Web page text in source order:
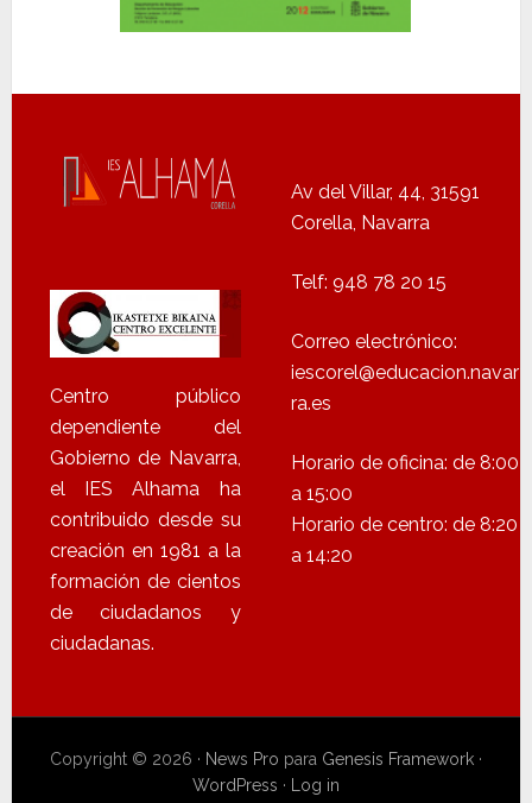
Centro público
dependiente del
Gobierno de Navarra,
el IES Alhama ha
contribuido desde su
creación en 1981 a la
formación de cientos
de ciudadanos y
ciudadanas.
Av del Villar, 44, 31591
Corella, Navarra
Telf: 948 78 20 15
Correo electrónico:
iescorel@educacion.navar
ra.es
Horario de oficina: de 8:00
a 15:00
Horario de centro: de 8:20
a 14:20
Copyright © 2026 · News Pro para Genesis Framework·
WordPress · Log in